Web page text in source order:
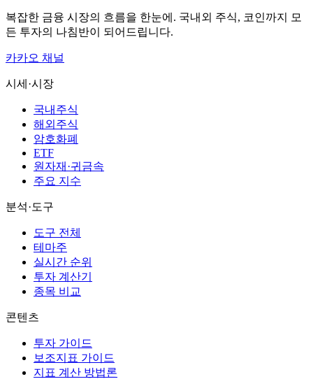
복잡한 금융 시장의 흐름을 한눈에. 국내외 주식, 코인까지 모
든 투자의 나침반이 되어드립니다.
카카오 채널
시세·시장
국내주식
해외주식
암호화폐
ETF
원자재·귀금속
주요 지수
분석·도구
도구 전체
테마주
실시간 순위
투자 계산기
종목 비교
콘텐츠
투자 가이드
보조지표 가이드
지표 계산 방법론